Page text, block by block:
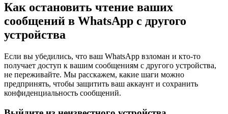
Как остановить чтение ваших
сообщений в WhatsApp с другого
устройства
Если вы убедились, что ваш WhatsApp взломан и кто-то
получает доступ к вашим сообщениям с другого устройства,
не переживайте. Мы расскажем, какие шаги можно
предпринять, чтобы защитить ваш аккаунт и сохранить
конфиденциальность сообщений.